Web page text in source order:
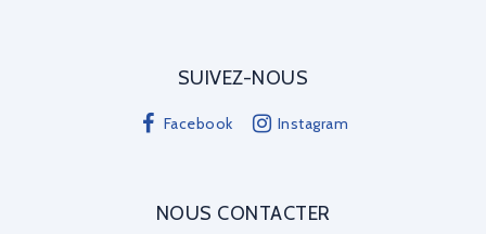
SUIVEZ-NOUS
Facebook Instagram
NOUS CONTACTER